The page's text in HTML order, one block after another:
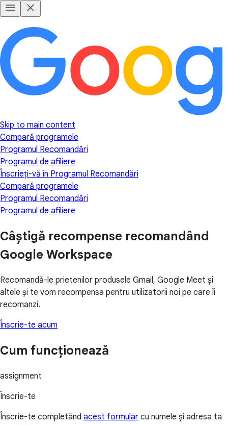
Skip to main content
Compară programele
Programul Recomandări
Programul de afiliere
Înscrieți-vă în Programul Recomandări
Compară programele
Programul Recomandări
Programul de afiliere
Câștigă recompense recomandând
Google Workspace
Recomandă-le prietenilor produsele Gmail, Google Meet și
altele și te vom recompensa pentru utilizatorii noi pe care îi
recomanzi.
Înscrie-te acum
Cum funcționează
assignment
Înscrie-te
Înscrie-te completând acest formular cu numele și adresa ta